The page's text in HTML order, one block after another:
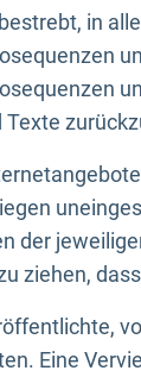
in
der
ziehen,
Eine